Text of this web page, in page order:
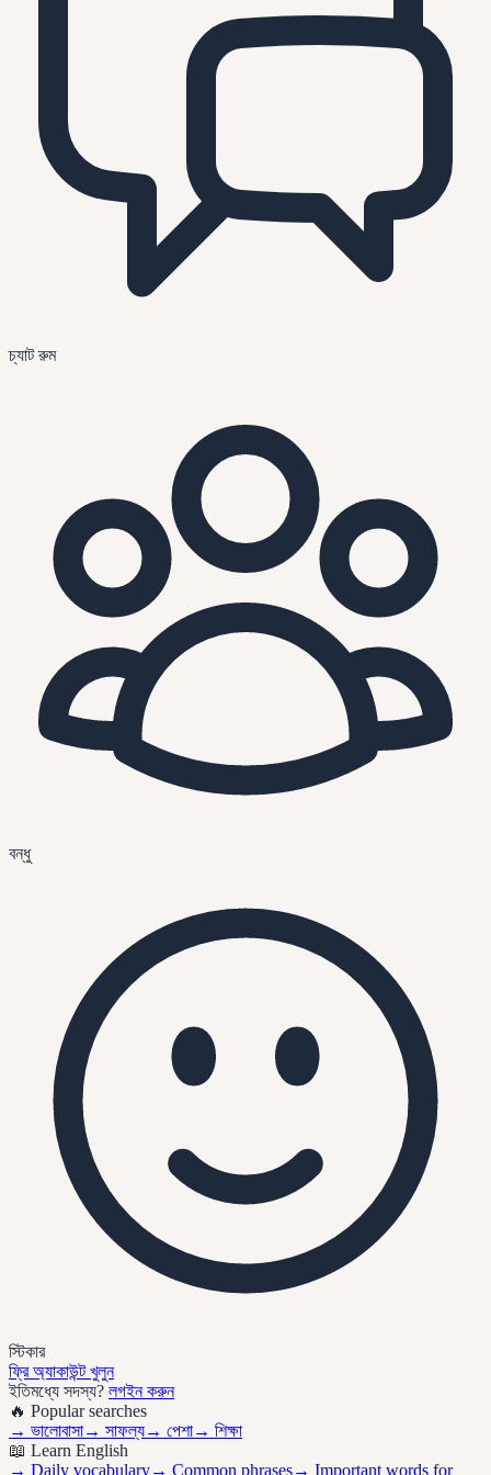
চ্যাট রুম
বন্ধু
স্টিকার
ফ্রি অ্যাকাউন্ট খুলুন
ইতিমধ্যে সদস্য? লগইন করুন
🔥 Popular searches
→ ভালোবাসা→ সাফল্য→ পেশা→ শিক্ষা
📖 Learn English
→ Daily vocabulary→ Common phrases→ Important words for